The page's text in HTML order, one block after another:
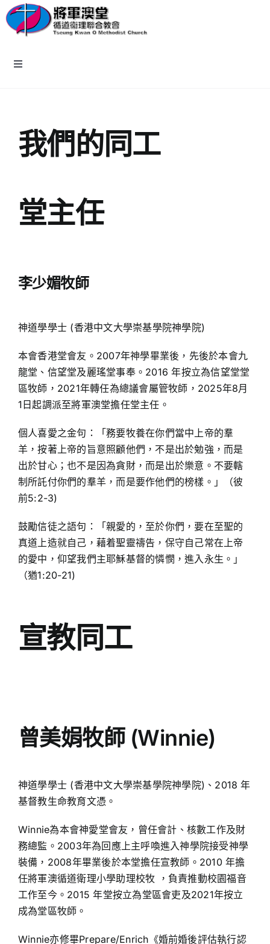
Skip
to
content
Toggle
教會資訊
牧區小組
聯絡我們
我們的同工
堂主任
李少媚牧師
神道學學士 (香港中文大學崇基學院神學院)
本會香港堂會友。2007年神學畢業後，先後於本會九
龍堂、信望堂及麗瑤堂事奉。2016 年按立為信望堂堂
區牧師，2021年轉任為總議會屬管牧師，2025年8月
1日起調派至將軍澳堂擔任堂主任。
個人喜愛之金句：「務要牧養在你們當中上帝的羣
羊，按著上帝的旨意照顧他們，不是出於勉強，而是
出於甘心；也不是因為貪財，而是出於樂意。不要轄
制所託付你們的羣羊，而是要作他們的榜樣。」（彼
前5:2-3)
鼓勵信徒之語句：「親愛的，至於你們，要在至聖的
真道上造就自己，藉着聖靈禱告，保守自己常在上帝
的愛中，仰望我們主耶穌基督的憐憫，進入永生。」
（猶1:20-21)
宣教同工
曾美娟牧師 (Winnie)
神道學學士 (香港中文大學崇基學院神學院)、 2018 年
基督教生命教育文憑。
Winnie為本會神愛堂會友，曾任會計、核數工作及財
務總監。 2003年為回應上主呼喚進入神學院接受神學
裝備，2008年畢業後於本堂擔任宣教師。2010 年擔
任將軍澳循道衛理小學助理校牧 ，負責推動校園福音
工作至今。2015 年堂按立為堂區會吏及2021年按立
成為堂區牧師。
Winnie亦修畢Prepare/Enrich《婚前婚後評估執行認